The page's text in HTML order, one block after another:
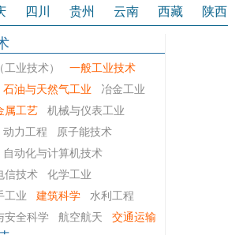
四川 贵州 云南 西藏 陕西
业技术）
一般工业技术
石油与天然气工业
冶金工业
属工艺
机械与仪表工业
动力工程
原子能技术
自动化与计算机技术
信技术
化学工业
工业
建筑科学
水利工程
安全科学
航空航天 交通运输